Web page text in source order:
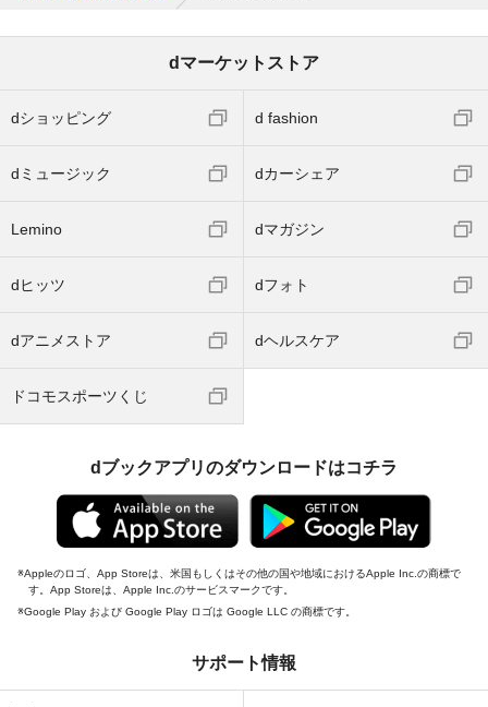
dマーケットストア
dショッピング d fashion
dミュージック dカーシェア
Lemino dマガジン
dヒッツ dフォト
dアニメストア dヘルスケア
ドコモスポーツくじ
dブックアプリのダウンロードはコチラ
Appleのロゴ、App Storeは、米国もしくはその他の国や地域におけるApple Inc.の商標で
す。App Storeは、Apple Inc.のサービスマークです。
Google Play および Google Play ロゴは Google LLC の商標です。
サポート情報